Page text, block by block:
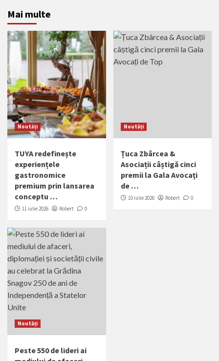
Mai multe
Noutăți
TUYA redefinește
experiențele
gastronomice
premium prin lansarea
conceptu …
11 iulie 2026 Robert 0
Noutăți
Țuca Zbârcea &
Asociații câștigă cinci
premii la Gala Avocați
de …
10 iulie 2026 Robert 0
Noutăți
Peste 550 de lideri ai